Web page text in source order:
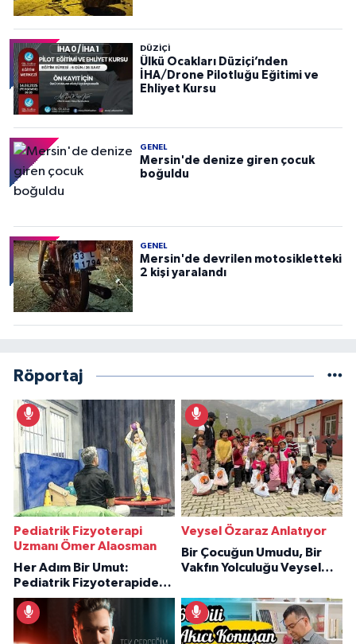
DÜZIÇI
Ülkü Ocakları Düziçi’nden
İHA/Drone Pilotluğu Eğitimi ve
Ehliyet Kursu
GENEL
Mersin'de denize giren çocuk
boğuldu
GENEL
Mersin'de devrilen motosikletteki
2 kişi yaralandı
Röportaj
Pediatrik Fizyoterapi
Uzmanı Ömer Alaosman
Her Adım Bir Umut:
Pediatrik Fizyoterapiden
İlham Veren Hikâyeler
Veysel Özaraz Anlatıyor
Bir Çocuğun Umudu, Bir
Vakfın Yolculuğu Veysel